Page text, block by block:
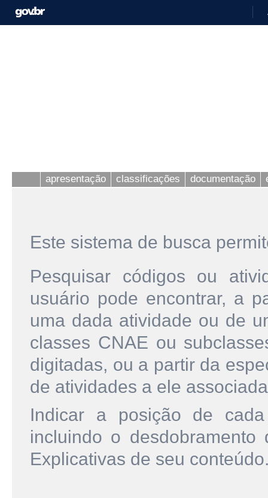
apresentação classificações documentação
Este sistema de busca
Pesquisar códigos ou
usuário pode encontrar, a
uma dada atividade ou de
classes CNAE ou
digitadas, ou a partir da
de atividades a ele
Indicar a posição de
incluindo o
Explicativas de seu